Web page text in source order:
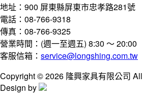
地址：900 屏東縣屏東市忠孝路281號
電話：08-766-9318
傳真：08-766-9325
營業時間：(週一至週五) 8:30 ～ 20:00
客服信箱： service@longshing.com.tw
Copyright © 2026 隆興家具有限公司
Design by